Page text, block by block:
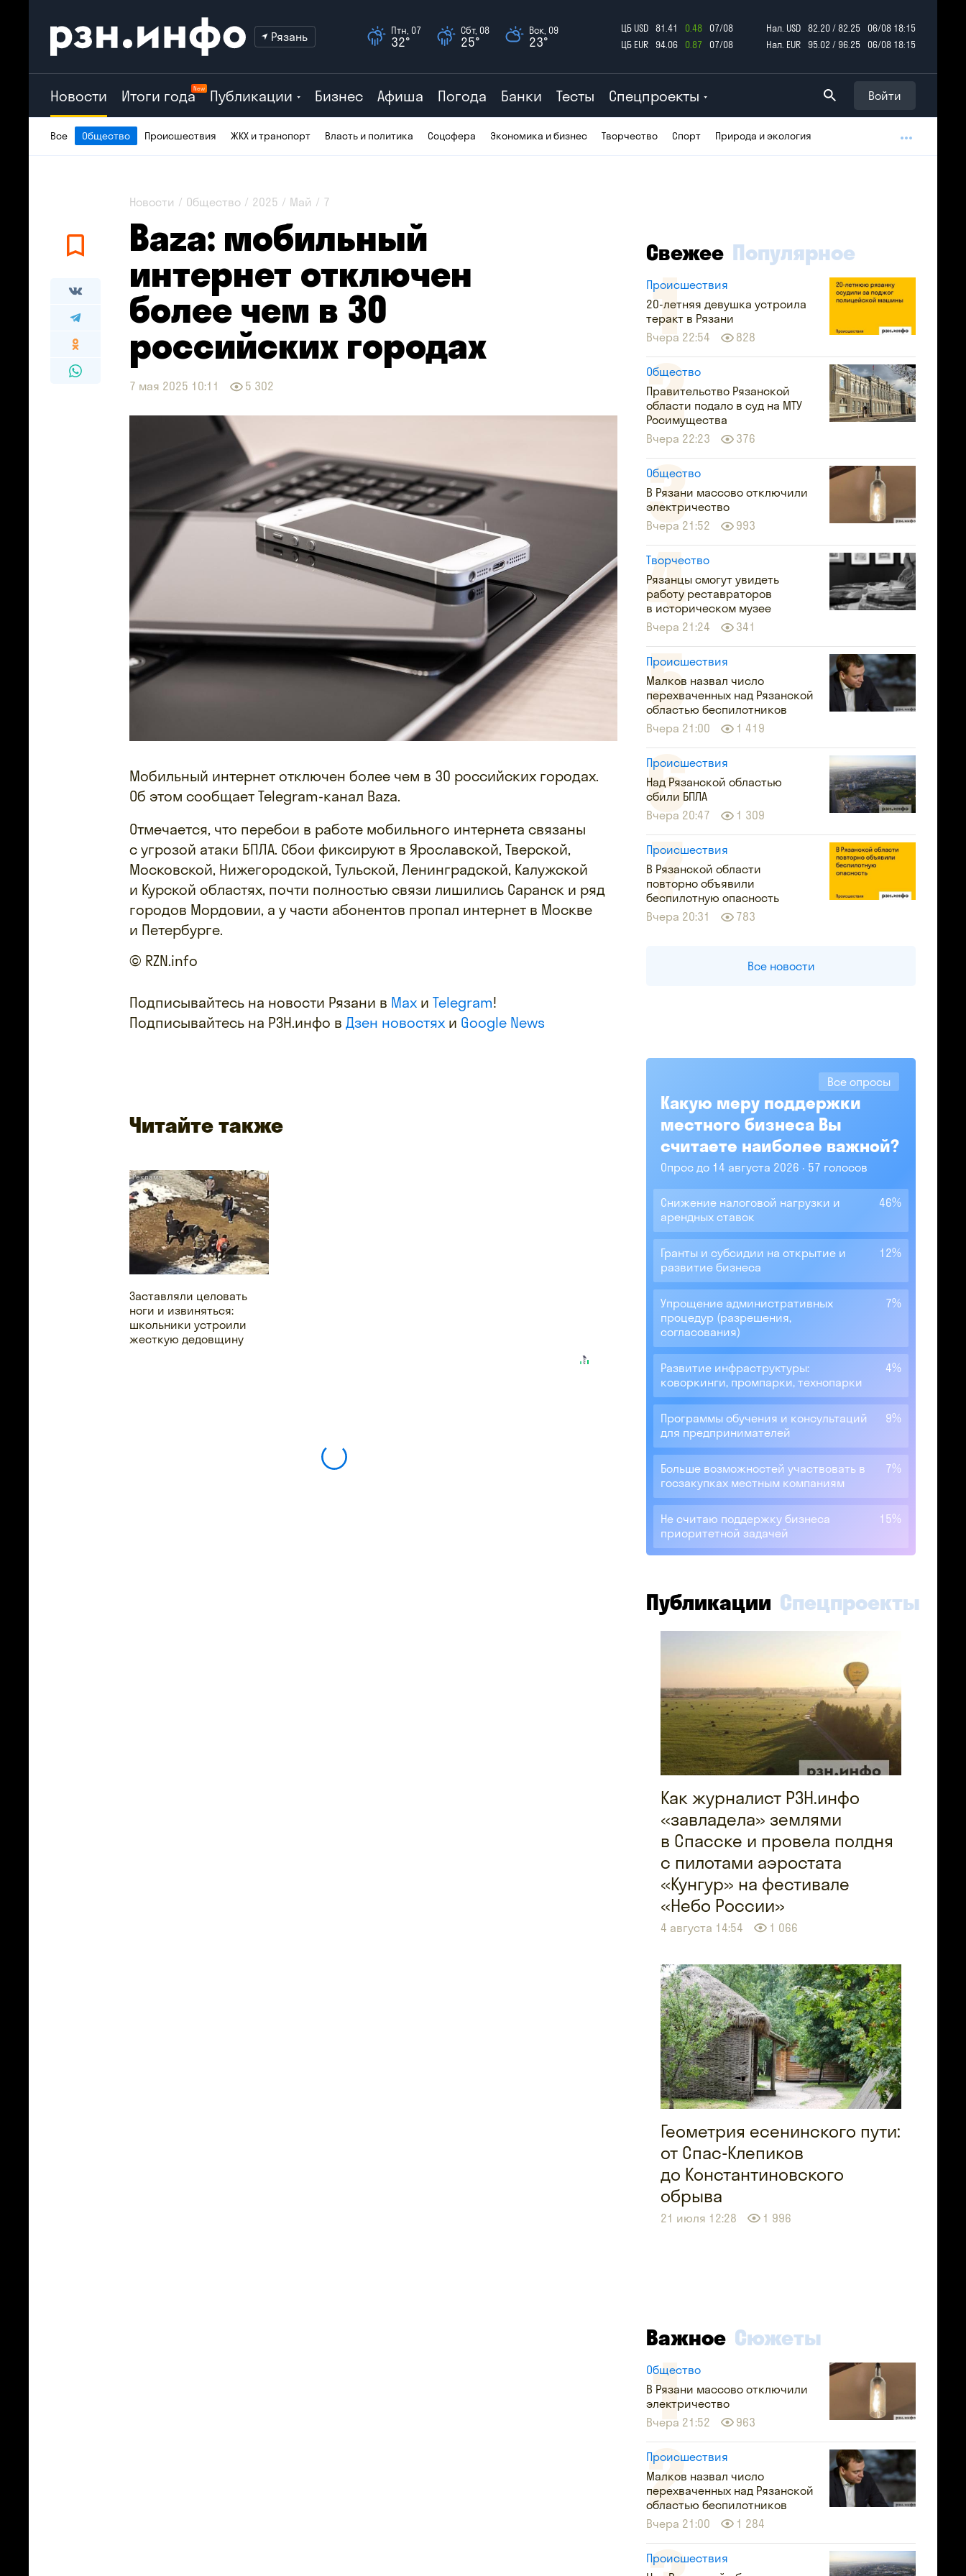
Рязань Птн, 07
32°
Сбт, 08
25°
Вск, 09
23°
ЦБ USD 81.41 0.48
07/08
ЦБ EUR
94.06 0.87 07/08
Нал. USD 82.20 / 82.25
06/08 18:15
Нал. EUR
95.02 / 96.25 06/08 18:15
Новости Итоги годаNew Публикации Бизнес Афиша Погода Банки Тесты Спецпроекты Войти
Все Общество Происшествия ЖКХ и транспорт Власть и политика Соцсфера Экономика и бизнес Творчество Спорт Природа и экология
Новости Общество 2025 Май 7
Baza: мобильный
интернет отключен
более чем в 30
российских городах
7 мая 2025 10:11 5 302
Мобильный интернет отключен более чем в 30 российских городах.
Об этом сообщает Telegram-канал Baza.
Отмечается, что перебои в работе мобильного интернета связаны
с угрозой атаки БПЛА. Сбои фиксируют в Ярославской, Тверской,
Московской, Нижегородской, Тульской, Ленинградской, Калужской
и Курской областях, почти полностью связи лишились Саранск и ряд
городов Мордовии, а у части абонентов пропал интернет в Москве
и Петербурге.
© RZN.info
Подписывайтесь на новости Рязани в Max и Telegram!
Подписывайтесь на РЗН.инфо в Дзен новостях и Google News
Читайте также
i
Заставляли целовать
ноги и извиняться:
школьники устроили
жесткую дедовщину
Свежее Популярное
Происшествия
20-летняя девушка устроила
теракт в Рязани
Вчера 22:54
828
Общество
Правительство Рязанской
области подало в суд на МТУ
Росимущества
Вчера 22:23
376
Общество
В Рязани массово отключили
электричество
Вчера 21:52
993
Творчество
Рязанцы смогут увидеть
работу реставраторов
в историческом музее
Вчера 21:24
341
Происшествия
Малков назвал число
перехваченных над Рязанской
областью беспилотников
Вчера 21:00
1 419
Происшествия
Над Рязанской областью
сбили БПЛА
Вчера 20:47
1 309
Происшествия
В Рязанской области
повторно объявили
беспилотную опасность
Вчера 20:31
783
Все новости
Все опросы
Какую меру поддержки
местного бизнеса Вы
считаете наиболее важной?
Опрос до 14 августа 2026 57 голосов
Снижение налоговой нагрузки и
арендных ставок
46%
Гранты и субсидии на открытие и
развитие бизнеса
12%
Упрощение административных
процедур (разрешения,
согласования)
7%
Развитие инфраструктуры:
коворкинги, промпарки, технопарки
4%
Программы обучения и консультаций
для предпринимателей
9%
Больше возможностей участвовать в
госзакупках местным компаниям
7%
Не считаю поддержку бизнеса
приоритетной задачей
15%
Публикации Спецпроекты
Как журналист РЗН.инфо
«завладела» землями
в Спасске и провела полдня
с пилотами аэростата
«Кунгур» на фестивале
«Небо России»
4 августа 14:54 1 066
Геометрия есенинского пути:
от Спас-Клепиков
до Константиновского
обрыва
21 июля 12:28 1 996
Важное Сюжеты
Общество
В Рязани массово отключили
электричество
Вчера 21:52
963
Происшествия
Малков назвал число
перехваченных над Рязанской
областью беспилотников
Вчера 21:00
1 284
Происшествия